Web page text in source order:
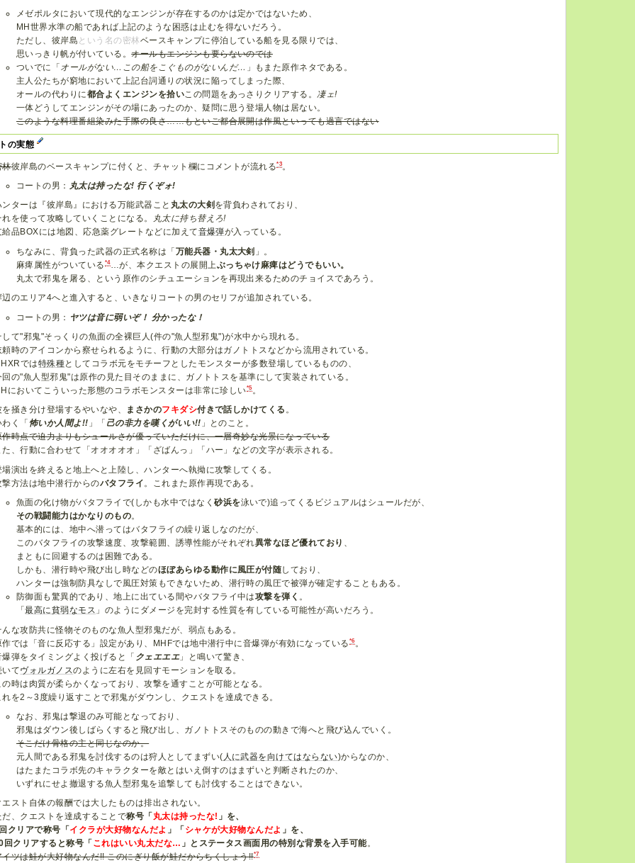
メゼポルタにおいて現代的なエンジンが存在するのかは定かではないため、
MH世界水準の船であれば上記のような困惑は止むを得ないだろう。
ただし、彼岸島 という名の密林ベースキャンプに停泊している船を見る限りでは、
思いっきり帆が付いている。オールもエンジンも要らないのでは
ついでに「 オールがない…この船をこぐものがないんだ… 」もまた原作ネタである。
主人公たちが窮地において上記台詞通りの状況に陥ってしまった際、
オールの代わりに都合よくエンジンを拾い この問題をあっさりクリアする。 凄ェ!
一体どうしてエンジンがその場にあったのか、疑問に思う登場人物は居ない。
このような料理番組染みた手際の良さ……もといご都合展開は作風といっても過言ではない
の実態
林彼岸島のベースキャンプに付くと、チャット欄にコメントが流れる*3 。
コートの男： 丸太は持ったな! 行くぞォ!
ンターは『彼岸島』における万能武器こと 丸太の大剣 を背負わされており、
れを使って攻略していくことになる。
丸太に持ち替えろ!
給品BOXには地図、応急薬グレートなどに加えて音爆弾が入っている。
ちなみに、背負った武器の正式名称は「万能兵器・丸太大剣 」。
麻痺属性がついている *4…が、本クエストの展開上ぶっちゃけ麻痺はどうでもいい。
丸太で邪鬼を屠る、という原作のシチュエーションを再現出来るためのチョイスであろう。
辺のエリア4へと進入すると、いきなりコートの男のセリフが追加されている。
コートの男： ヤツは音に弱いぞ！ 分かったな！
して"邪鬼"そっくりの魚面の全裸巨人(件の"魚人型邪鬼")が水中から現れる。
頼時のアイコンから察せられるように、行動の大部分はガノトトスなどから流用されている。
では特殊種としてコラボ元をモチーフとしたモンスターが多数登場しているものの、
回の"魚人型邪鬼"は原作の見た目そのままに、ガノトトスを基準にして実装されている。
においてこういった形態のコラボモンスターは非常に珍しい*5。
を掻き分け登場するやいなや、
まさかのフキダシ付きで話しかけてくる 。
わく「 怖いか人間よ!! 」「 己の非力を嘆くがいい!! 」とのこと。
作時点で迫力よりもシュールさが優っていただけに、一層奇妙な光景になっている
た、行動に合わせて「オオオオオ」「ざばんっ」「ハー」などの文字が表示される。
場演出を終えると地上へと上陸し、ハンターへ執拗に攻撃してくる。
撃方法は地中潜行からのバタフライ 。これまた原作再現である。
魚面の化け物がバタフライで(しかも水中ではなく砂浜を泳いで)追ってくるビジュアルはシュールだが、
その戦闘能力はかなりのもの。
基本的には、地中へ潜ってはバタフライの繰り返しなのだが、
このバタフライの攻撃速度、攻撃範囲、誘導性能がそれぞれ異常なほど優れており 、
まともに回避するのは困難である。
しかも、潜行時や飛び出し時などのほぼあらゆる動作に風圧が付随しており、
ハンターは強制防具なしで風圧対策もできないため、潜行時の風圧で被弾が確定することもある。
防御面も驚異的であり、地上に出ている間やバタフライ中は攻撃を弾く 。
「最高に貧弱なモス 」のようにダメージを完封する性質を有している可能性が高いだろう。
んな攻防共に怪物そのものな魚人型邪鬼だが、弱点もある。
作では「音に反応する」設定があり、MHFでは地中潜行中に音爆弾が有効になっている *6。
爆弾をタイミングよく投げると「 クェエエエ」と鳴いて驚き、
いてヴォルガノスのように左右を見回すモーションを取る。
の時は肉質が柔らかくなっており、攻撃を通すことが可能となる。
れを2～3度繰り返すことで邪鬼がダウンし、クエストを達成できる。
なお、邪鬼は撃退のみ可能となっており、
邪鬼はダウン後しばらくすると飛び出し、ガノトトスそのものの動きで海へと飛び込んでいく。
そこだけ骨格の主と同じなのか。
元人間である邪鬼を討伐するのは狩人としてまずい( 人に武器を向けてはならない)からなのか、
はたまたコラボ先のキャラクターを敵とはいえ倒すのはまずいと判断されたのか、
いずれにせよ撤退する魚人型邪鬼を追撃しても討伐することはできない。
エスト自体の報酬では大したものは排出されない。
だ、クエストを達成することで称号「 丸太は持ったな! 」を、
クリアで称号「 イクラが大好物なんだよ 」「 シャケが大好物なんだよ 」を、
回クリアすると称号「 これはいい丸太だな… 」とステータス画面用の特別な背景を入手可能。
イツは鮭が大好物なんだ!! このにぎり飯が鮭だからちくしょう!!*7